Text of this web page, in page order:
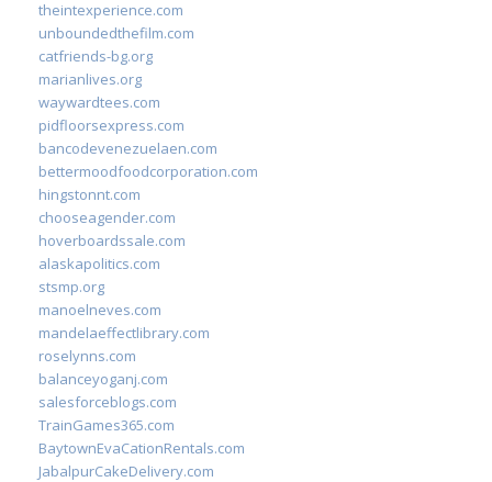
theintexperience.com
unboundedthefilm.com
catfriends-bg.org
marianlives.org
waywardtees.com
pidfloorsexpress.com
bancodevenezuelaen.com
bettermoodfoodcorporation.com
hingstonnt.com
chooseagender.com
hoverboardssale.com
alaskapolitics.com
stsmp.org
manoelneves.com
mandelaeffectlibrary.com
roselynns.com
balanceyoganj.com
salesforceblogs.com
TrainGames365.com
BaytownEvaCationRentals.com
JabalpurCakeDelivery.com